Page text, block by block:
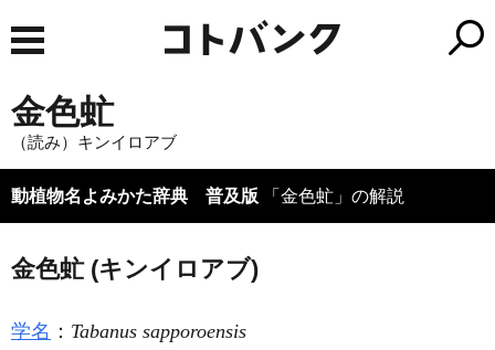
金色虻
（読み）キンイロアブ
動植物名よみかた辞典 普及版 「金色虻」の解説
金色虻 (キンイロアブ)
学名 ： Tabanus sapporoensis